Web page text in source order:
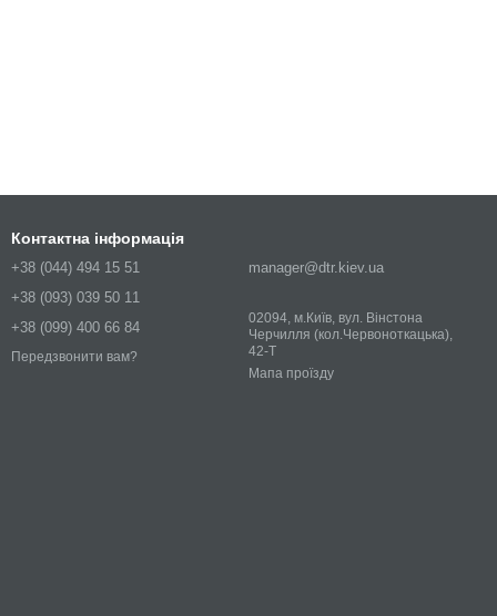
Контактна інформація
+38 (044) 494 15 51
+38 (093) 039 50 11
+38 (099) 400 66 84
Передзвонити вам?
manager@dtr.kiev.ua
02094, м.Київ, вул. Вінстона
Черчилля (кол.Червоноткацька),
42-Т
Мапа проїзду